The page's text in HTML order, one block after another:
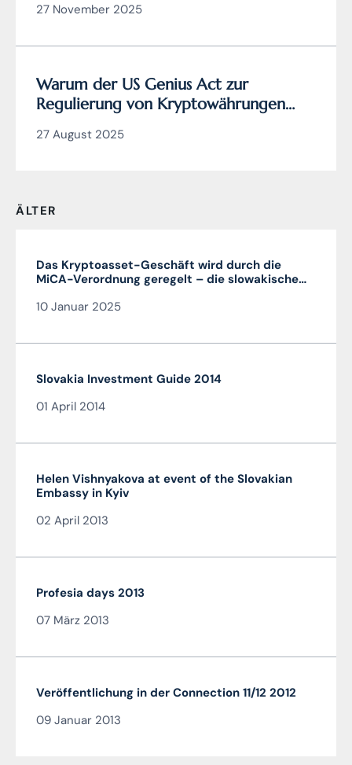
Cybersicherheitsmanagers
27 November 2025
Warum der US Genius Act zur
Regulierung von Kryptowährungen
Verordnung MiCA nicht)
27 August 2025
ÄLTER
Das Kryptoasset-Geschäft wird durch die
MiCA-Verordnung geregelt – die slowakische
der gesamten EU gültig
10 Januar 2025
Slovakia Investment Guide 2014
01 April 2014
Helen Vishnyakova at event of the Slovakian
Embassy in Kyiv
02 April 2013
Profesia days 2013
07 März 2013
Veröffentlichung in der Connection 11/12 2012
09 Januar 2013